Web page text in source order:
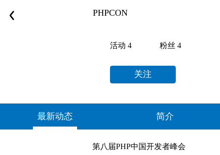
PHPCON
活动 4 粉丝 4
关注
最新动态 简介
第八届PHP中国开发者峰会